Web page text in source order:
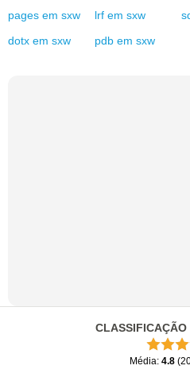
pages em sxw lrf em sxw
dotx em sxw pdb em sxw
CLASSIFICAÇÃO
Média: 4.8 (